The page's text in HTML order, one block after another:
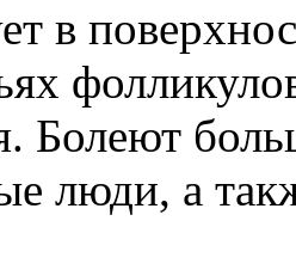
в
Болеют
люди, а